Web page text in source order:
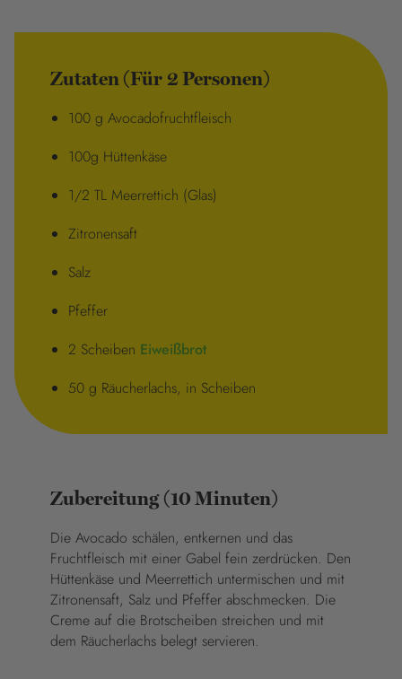
Zutaten (Für 2 Personen)
100 g Avocadofruchtfleisch
100g Hüttenkäse
1/2 TL Meerrettich (Glas)
Zitronensaft
Salz
Pfeffer
2 Scheiben Eiweißbrot
50 g Räucherlachs, in Scheiben
Zubereitung (10 Minuten)
Die Avocado schälen, entkernen und das
Fruchtfleisch mit einer Gabel fein zerdrücken. Den
Hüttenkäse und Meerrettich untermischen und mit
Zitronensaft, Salz und Pfeffer abschmecken. Die
Creme auf die Brotscheiben streichen und mit
dem Räucherlachs belegt servieren.